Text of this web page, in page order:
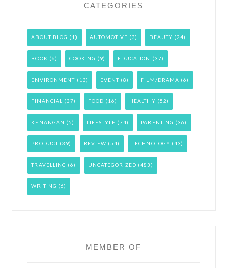
CATEGORIES
ABOUT BLOG (1) AUTOMOTIVE (3) BEAUTY (24)
BOOK (6) COOKING (9) EDUCATION (37)
ENVIRONMENT(13) EVENT(8) FILM/DRAMA (6)
FINANCIAL (37) FOOD (16) HEALTHY (52)
KENANGAN (5) LIFESTYLE (74) PARENTING (36)
PRODUCT(39) REVIEW (54) TECHNOLOGY (43)
TRAVELLING (6) UNCATEGORIZED (483)
WRITING (6)
MEMBER OF